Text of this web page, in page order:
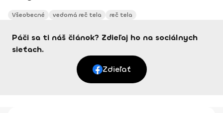
Všeobecné vedomá reč tela reč tela
Páči sa ti náš článok? Zdieľaj ho na sociálnych
sieťach.
Zdieľať